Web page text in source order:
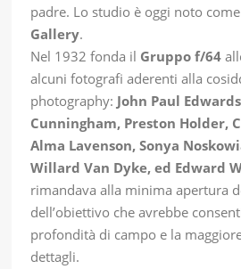
padre. Lo studio è oggi noto
Gallery.
Nel 1932 fonda il Gruppo f/64
alcuni fotografi aderenti alla
photography: John Paul
Cunningham, Preston Holder,
Alma Lavenson, Sonya
Willard Van Dyke, ed Edward
rimandava alla minima apertura
dell’obiettivo che avrebbe
profondità di campo e la
dettagli.